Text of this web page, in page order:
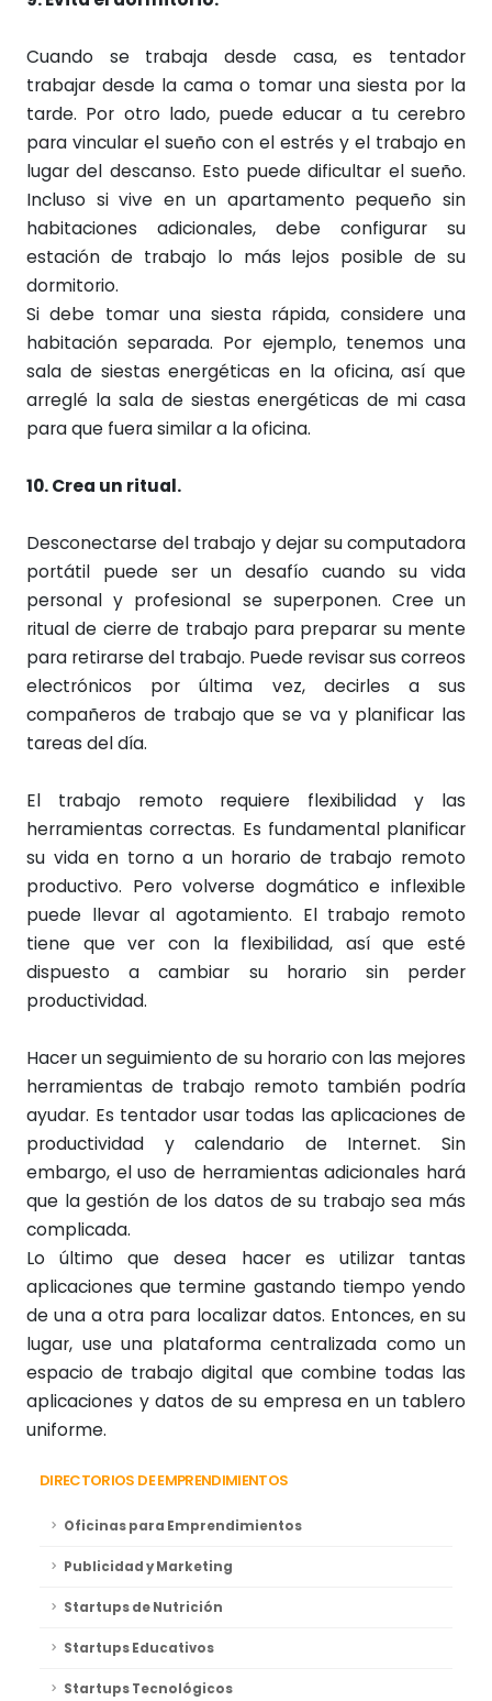
Cuando se trabaja desde casa, es tentador
trabajar desde la cama o tomar una siesta por la
tarde. Por otro lado, puede educar a tu cerebro
para vincular el sueño con el estrés y el trabajo en
lugar del descanso. Esto puede dificultar el sueño.
Incluso si vive en un apartamento pequeño sin
habitaciones adicionales, debe configurar su
estación de trabajo lo más lejos posible de su
dormitorio.
Si debe tomar una siesta rápida, considere una
habitación separada. Por ejemplo, tenemos una
sala de siestas energéticas en la oficina, así que
arreglé la sala de siestas energéticas de mi casa
para que fuera similar a la oficina.
10. Crea un ritual.
Desconectarse del trabajo y dejar su computadora
portátil puede ser un desafío cuando su vida
personal y profesional se superponen. Cree un
ritual de cierre de trabajo para preparar su mente
para retirarse del trabajo. Puede revisar sus correos
electrónicos por última vez, decirles a sus
compañeros de trabajo que se va y planificar las
tareas del día.
El trabajo remoto requiere flexibilidad y las
herramientas correctas. Es fundamental planificar
su vida en torno a un horario de trabajo remoto
productivo. Pero volverse dogmático e inflexible
puede llevar al agotamiento. El trabajo remoto
tiene que ver con la flexibilidad, así que esté
dispuesto a cambiar su horario sin perder
productividad.
Hacer un seguimiento de su horario con las mejores
herramientas de trabajo remoto también podría
ayudar. Es tentador usar todas las aplicaciones de
productividad y calendario de Internet. Sin
embargo, el uso de herramientas adicionales hará
que la gestión de los datos de su trabajo sea más
complicada.
Lo último que desea hacer es utilizar tantas
aplicaciones que termine gastando tiempo yendo
de una a otra para localizar datos. Entonces, en su
lugar, use una plataforma centralizada como un
espacio de trabajo digital que combine todas las
aplicaciones y datos de su empresa en un tablero
uniforme.
DIRECTORIOS DE EMPRENDIMIENTOS
Oficinas para Emprendimientos
Publicidad y Marketing
Startups de Nutrición
Startups Educativos
Startups Tecnológicos